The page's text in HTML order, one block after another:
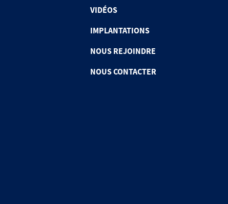
VIDÉOS
IMPLANTATIONS
NOUS REJOINDRE
NOUS CONTACTER